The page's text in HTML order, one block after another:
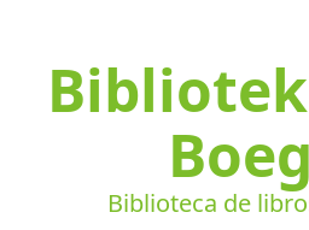
Biblioteca de